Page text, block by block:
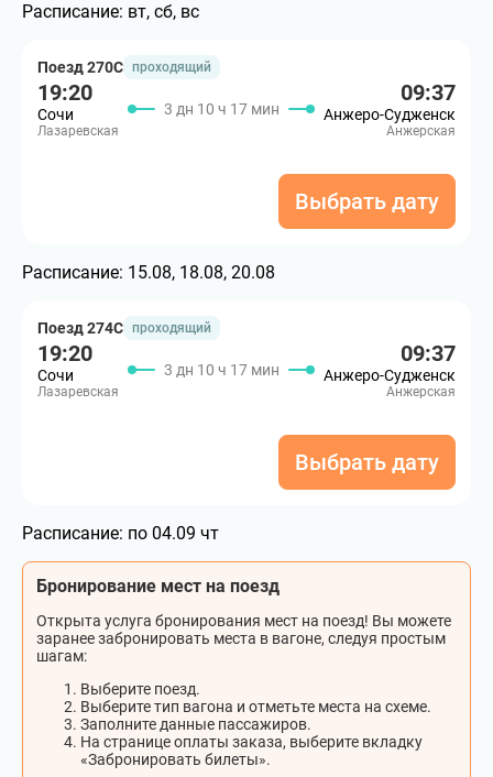
Расписание: вт, сб, вс
Поезд 270С проходящий
19:20
Сочи
Лазаревская
3 дн 10 ч 17 мин
09:37
Анжеро-Судженск
Анжерская
Выбрать дату
Расписание: 15.08, 18.08, 20.08
Поезд 274С проходящий
19:20
Сочи
Лазаревская
3 дн 10 ч 17 мин
09:37
Анжеро-Судженск
Анжерская
Выбрать дату
Расписание: по 04.09 чт
Бронирование мест на поезд
Открыта услуга бронирования мест на поезд! Вы можете
заранее забронировать места в вагоне, следуя простым
шагам:
Выберите поезд.
Выберите тип вагона и отметьте места на схеме.
Заполните данные пассажиров.
На странице оплаты заказа, выберите вкладку
«Забронировать билеты».